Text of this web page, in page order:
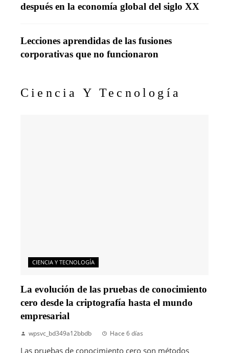
después en la economía global del siglo XX
Lecciones aprendidas de las fusiones
corporativas que no funcionaron
Ciencia Y Tecnología
CIENCIA Y TECNOLOGÍA
La evolución de las pruebas de conocimiento
cero desde la criptografía hasta el mundo
empresarial
wpsvc_bd349a12bbdb Hace 6 días
Las pruebas de conocimiento cero son métodos